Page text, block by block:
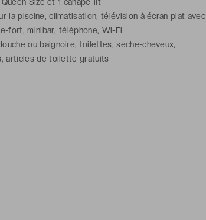
la piscine, climatisation, télévision à écran plat avec
fort, minibar, téléphone, Wi-Fi
ou baignoire, toilettes, sèche-cheveux,
articles de toilette gratuits